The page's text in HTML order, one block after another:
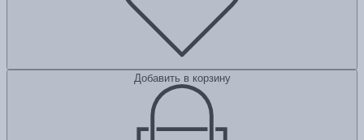
Добавить в корзину